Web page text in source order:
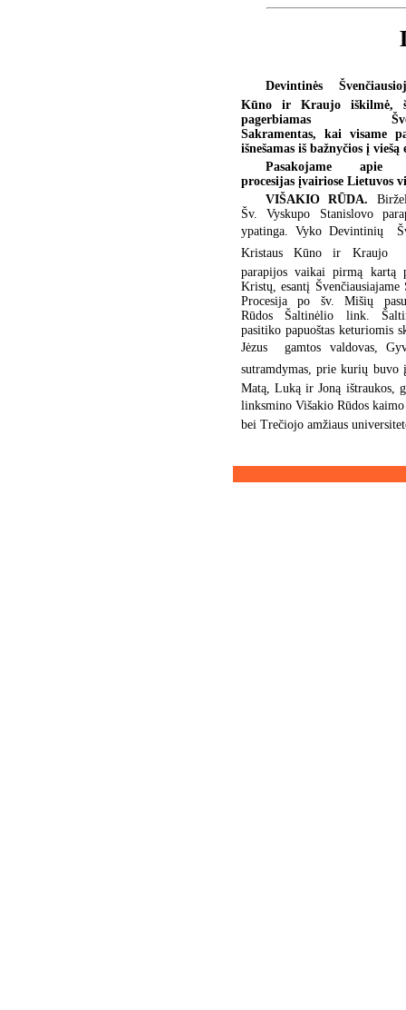
Devintinės 
Kūno ir Kraujo iškilmė,
pagerbiamas
Sakramentas, kai visame
išnešamas iš bažnyčios į viešą
Pasakojame apie
procesijas įvairiose Lietuvos
VIŠAKIO RŪDA.
Šv. Vyskupo Stanislovo
ypatinga. Vyko Devintinių 
Kristaus Kūno ir Kraujo
parapijos vaikai pirmą kartą
Kristų, esantį Švenčiausiajame
Procesija po šv. Mišių
Rūdos Šaltinėlio link.
pasitiko papuoštas keturiomis
Jėzus  gamtos valdovas,
sutramdymas, prie kurių
Matą, Luką ir Joną ištraukos,
linksmino Višakio Rūdos kaimo
bei Trečiojo amžiaus